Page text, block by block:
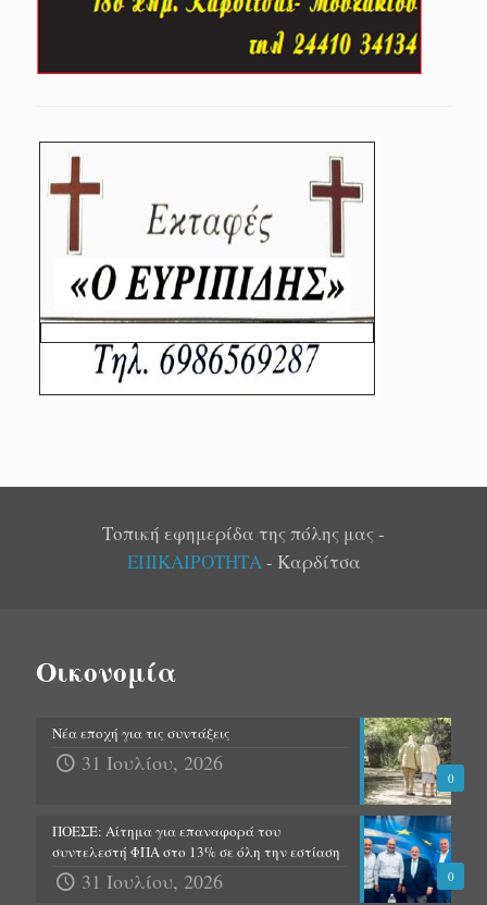
Τοπική εφημερίδα της πόλης μας -
ΕΠΙΚΑΙΡΟΤΗΤΑ - Καρδίτσα
Οικονομία
0
Νέα εποχή για τις συντάξεις
31 Ιουλίου, 2026
0
ΠΟΕΣΕ: Αίτημα για επαναφορά του
συντελεστή ΦΠΑ στο 13% σε όλη την εστίαση
31 Ιουλίου, 2026